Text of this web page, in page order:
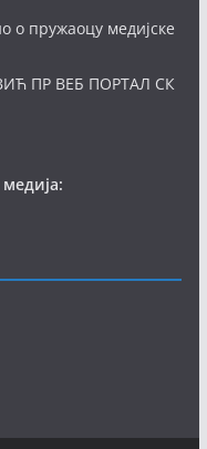
о пружаоцу медијске
ПР ВЕБ ПОРТАЛ СК